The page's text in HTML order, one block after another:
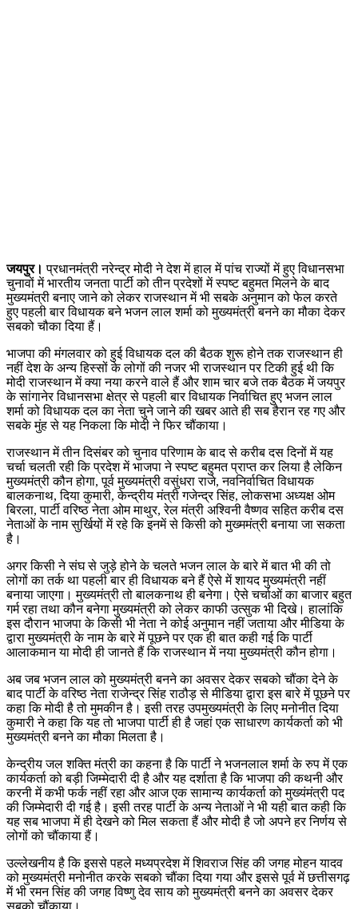
जयपुर। प्रधानमंत्री नरेन्द्र मोदी ने देश में हाल में पांच राज्यों में हुए विधानसभा
चुनावों में भारतीय जनता पार्टी को तीन प्रदेशों में स्पष्ट बहुमत मिलने के बाद
मुख्यमंत्री बनाए जाने को लेकर राजस्थान में भी सबके अनुमान को फेल करते
हुए पहली बार विधायक बने भजन लाल शर्मा को मुख्यमंत्री बनने का मौका देकर
सबको चौका दिया हैं।
भाजपा की मंगलवार को हुई विधायक दल की बैठक शुरू होने तक राजस्थान ही
नहीं देश के अन्य हिस्सों के लोगों की नजर भी राजस्थान पर टिकी हुई थी कि
मोदी राजस्थान में क्या नया करने वाले हैं और शाम चार बजे तक बैठक में जयपुर
के सांगानेर विधानसभा क्षेत्र से पहली बार विधायक निर्वाचित हुए भजन लाल
शर्मा को विधायक दल का नेता चुने जाने की खबर आते ही सब हैरान रह गए और
सबके मुंह से यह निकला कि मोदी ने फिर चौंकाया।
राजस्थान में तीन दिसंबर को चुनाव परिणाम के बाद से करीब दस दिनों में यह
चर्चा चलती रही कि प्रदेश में भाजपा ने स्पष्ट बहुमत प्राप्त कर लिया है लेकिन
मुख्यमंत्री कौन होगा, पूर्व मुख्यमंत्री वसुंधरा राजे, नवनिर्वाचित विधायक
बालकनाथ, दिया कुमारी, केन्द्रीय मंत्री गजेन्द्र सिंह, लोकसभा अध्यक्ष ओम
बिरला, पार्टी वरिष्ठ नेता ओम माथुर, रेल मंत्री अश्विनी वैष्णव सहित करीब दस
नेताओं के नाम सुर्खियों में रहे कि इनमें से किसी को मुख्ममंत्री बनाया जा सकता
है।
अगर किसी ने संघ से जुड़े होने के चलते भजन लाल के बारे में बात भी की तो
लोगों का तर्क था पहली बार ही विधायक बने हैं ऐसे में शायद मुख्यमंत्री नहीं
बनाया जाएगा। मुख्यमंत्री तो बालकनाथ ही बनेगा। ऐसे चर्चाओं का बाजार बहुत
गर्म रहा तथा कौन बनेगा मुख्यमंत्री को लेकर काफी उत्सुक भी दिखे। हालांकि
इस दौरान भाजपा के किसी भी नेता ने कोई अनुमान नहीं जताया और मीडिया के
द्वारा मुख्यमंत्री के नाम के बारे में पूछने पर एक ही बात कही गई कि पार्टी
आलाकमान या मोदी ही जानते हैं कि राजस्थान में नया मुख्यमंत्री कौन होगा।
अब जब भजन लाल को मुख्यमंत्री बनने का अवसर देकर सबको चौंका देने के
बाद पार्टी के वरिष्ठ नेता राजेन्द्र सिंह राठौड़ से मीडिया द्वारा इस बारे में पूछने पर
कहा कि मोदी है तो मुमकीन है। इसी तरह उपमुख्यमंत्री के लिए मनोनीत दिया
कुमारी ने कहा कि यह तो भाजपा पार्टी ही है जहां एक साधारण कार्यकर्ता को भी
मुख्यमंत्री बनने का मौका मिलता है।
केन्द्रीय जल शक्ति मंत्री का कहना है कि पार्टी ने भजनलाल शर्मा के रुप में एक
कार्यकर्ता को बड़ी जिम्मेदारी दी है और यह दर्शाता है कि भाजपा की कथनी और
करनी में कभी फर्क नहीं रहा और आज एक सामान्य कार्यकर्ता को मुख्यंमंत्री पद
की जिम्मेदारी दी गई है। इसी तरह पार्टी के अन्य नेताओं ने भी यही बात कही कि
यह सब भाजपा में ही देखने को मिल सकता हैं और मोदी है जो अपने हर निर्णय से
लोगों को चौंकाया हैं।
उल्लेखनीय है कि इससे पहले मध्यप्रदेश में शिवराज सिंह की जगह मोहन यादव
को मुख्यमंत्री मनोनीत करके सबको चौंका दिया गया और इससे पूर्व में छत्तीसगढ़
में भी रमन सिंह की जगह विष्णु देव साय को मुख्यमंत्री बनने का अवसर देकर
सबको चौंकाया।